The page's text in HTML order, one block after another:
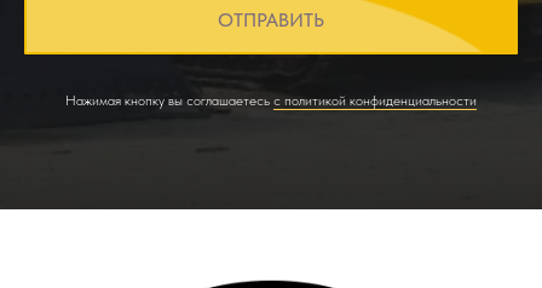
ОТПРАВИТЬ
Нажимая кнопку вы соглашаетесь с политикой конфиденциальности